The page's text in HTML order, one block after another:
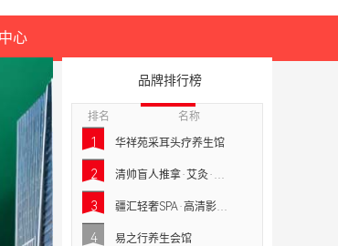
心
品牌排行榜
排名 名称
1 华祥苑采耳头疗养生馆
2 清帅盲人推拿·艾灸·正脊
3 疆汇轻奢SPA·高清影院足道
4 易之行养生会馆